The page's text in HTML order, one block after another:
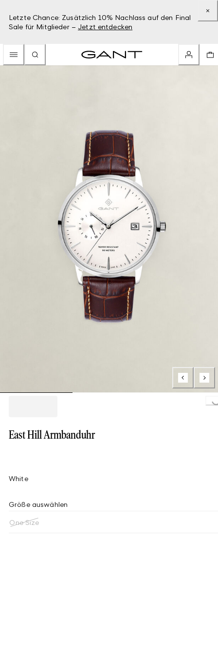
Letzte Chance: Zusätzlich 10% Nachlass auf den Final
Sale für Mitglieder – Jetzt entdecken
East Hill Armbanduhr
White
Größe auswählen
One Size